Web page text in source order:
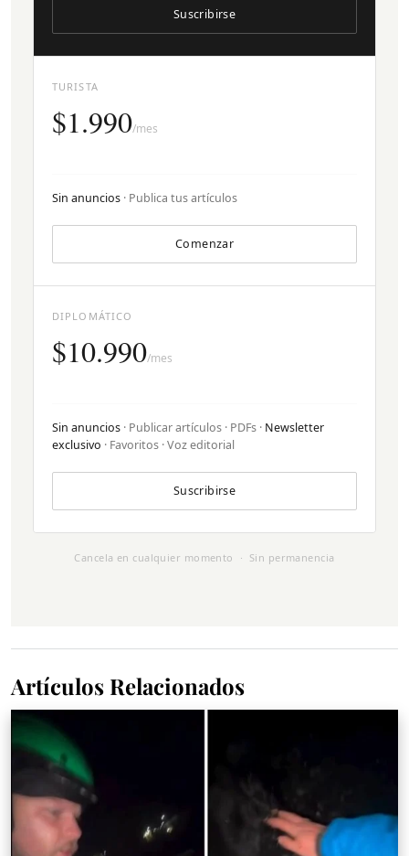
TURISTA
$1.990/mes
Sin anuncios · Publica tus artículos
Comenzar
Suscribirse
DIPLOMÁTICO
$10.990/mes
Sin anuncios · Publicar artículos · PDFs · Newsletter
exclusivo · Favoritos · Voz editorial
Suscribirse
Cancela en cualquier momento · Sin permanencia
Artículos Relacionados